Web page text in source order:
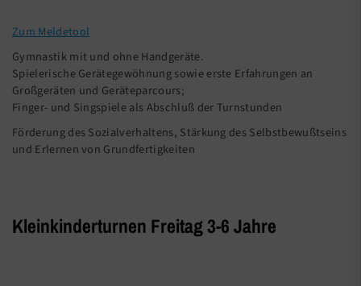
Zum Meldetool
Gymnastik mit und ohne Handgeräte.
Spielerische Gerätegewöhnung sowie erste Erfahrungen an
Großgeräten und Geräteparcours;
Finger- und Singspiele als Abschluß der Turnstunden
Förderung des Sozialverhaltens, Stärkung des Selbstbewußtseins
und Erlernen von Grundfertigkeiten
Kleinkinderturnen Freitag 3-6 Jahre